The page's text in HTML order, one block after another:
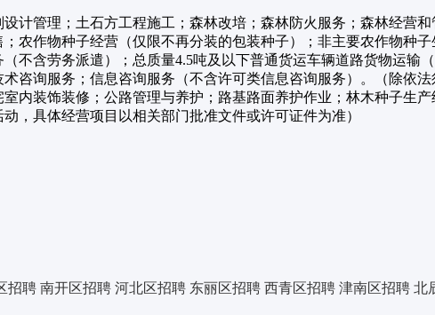
计管理；土石方工程施工；森林改培；森林防火服务；森林经营
农作物种子经营（仅限不再分装的包装种子）；非主要农作物种
不含劳务派遣）；总质量4.5吨及以下普通货运车辆道路货物运输
咨询服务；信息咨询服务（不含许可类信息咨询服务）。（除依
内装饰装修；公路管理与养护；路基路面养护作业；林木种子生
，具体经营项目以相关部门批准文件或许可证件为准）
招聘 南开区招聘 河北区招聘 东丽区招聘 西青区招聘 津南区招聘 北